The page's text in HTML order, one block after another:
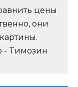
цены
они
- Tимозин